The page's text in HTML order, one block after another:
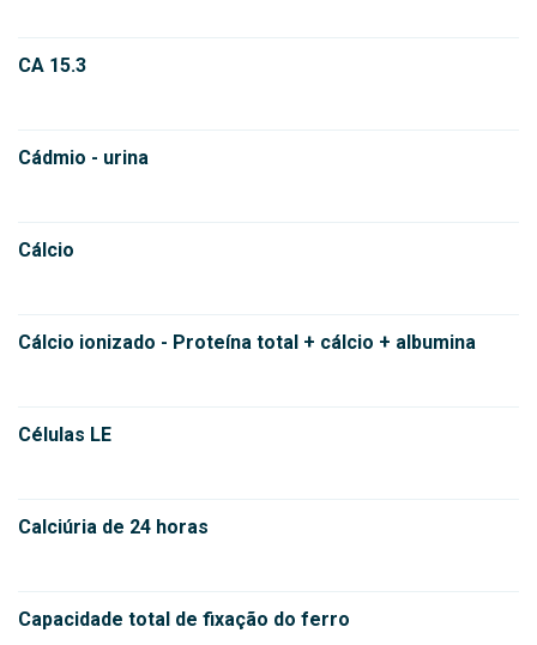
CA 15.3
Cádmio - urina
Cálcio
Cálcio ionizado - Proteína total + cálcio + albumina
Células LE
Calciúria de 24 horas
Capacidade total de fixação do ferro